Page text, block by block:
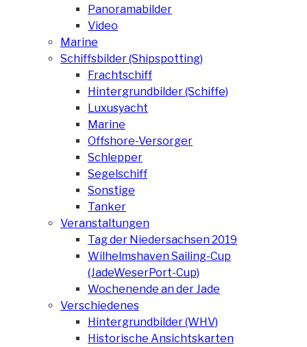
Panoramabilder
Video
Marine
Schiffsbilder (Shipspotting)
Frachtschiff
Hintergrundbilder (Schiffe)
Luxusyacht
Marine
Offshore-Versorger
Schlepper
Segelschiff
Sonstige
Tanker
Veranstaltungen
Tag der Niedersachsen 2019
Wilhelmshaven Sailing-Cup
(JadeWeserPort-Cup)
Wochenende an der Jade
Verschiedenes
Hintergrundbilder (WHV)
Historische Ansichtskarten